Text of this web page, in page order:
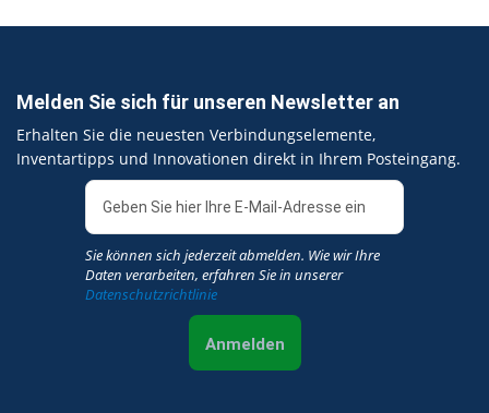
Melden Sie sich für unseren Newsletter an
Erhalten Sie die neuesten Verbindungselemente,
Inventartipps und Innovationen direkt in Ihrem Posteingang.
Sie können sich jederzeit abmelden. Wie wir Ihre
Daten verarbeiten, erfahren Sie in unserer
Datenschutzrichtlinie
Anmelden